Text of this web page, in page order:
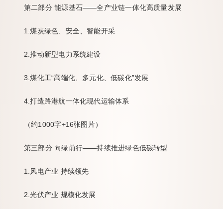
第二部分 能源基石——全产业链一体化高质量发展
1.煤炭绿色、安全、智能开采
2.推动新型电力系统建设
3.煤化工“高端化、多元化、低碳化”发展
4.打造路港航一体化现代运输体系
（约1000字+16张图片）
第三部分 向绿前行——持续推进绿色低碳转型
1.风电产业 持续领先
2.光伏产业 规模化发展